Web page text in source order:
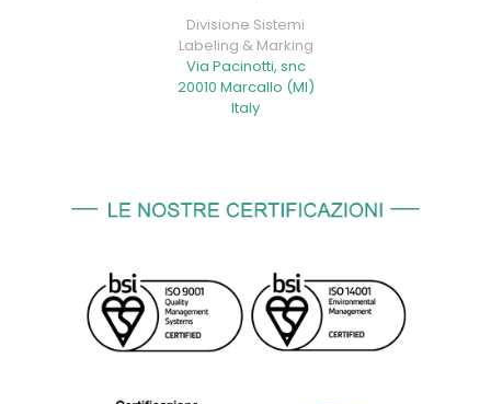
Divisione Sistemi
Labeling & Marking
Via Pacinotti, snc
20010 Marcallo (MI)
Italy